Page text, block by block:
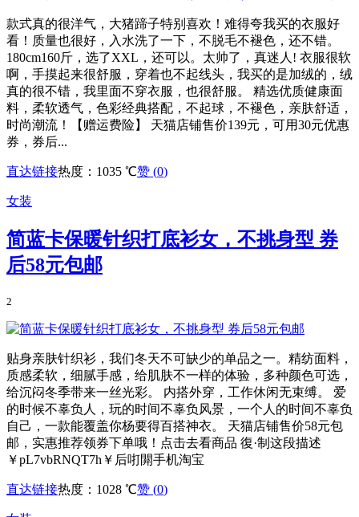
款式真的很洋气，大猪蹄子特别喜欢！难得夸我买的衣服好
看！质量也很好，入水洗了一下，不脱毛不褪色，还不错。
180cm160斤，选了XXL，还可以。太帅了，真迷人! 衣服很软
啊，手摸起来很舒服，穿着也不起线头，我买的是加绒的，绒
真的很不错，我里面不穿衣服，也很舒服。 精选优质健康面
料，柔软透气，色彩经典搭配，不起球，不褪色，亲肤舒适，
时尚潮流！【赠运费险】 天猫店铺售价139元，可用30元优惠
券，券后...
直达链接热度：1035 ℃赞 (0)
女装
简蓝卡保暖针织打底衫女，不挑身型 券
后58元包邮
2
贴身亲肤针织衫，我们冬天不可缺少的单品之一。精纺面料，
质感柔软，细腻手感，给肌肤不一样的体验，多种颜色可选，
给沉闷冬季带来一丝光彩。 内搭外穿，工作休闲无束缚。 爱
的时候不辜负人，玩的时间不辜负风景，一个人的时间不辜负
自己，一款能覆盖你杨要得百搭神衣。 天猫店铺售价58元包
邮，实惠推荐领券下单哦！点击去看商品 復·制这段描述
￥pL7vbRNQT7h￥后咑閞手机淘宝
直达链接热度：1028 ℃赞 (0)